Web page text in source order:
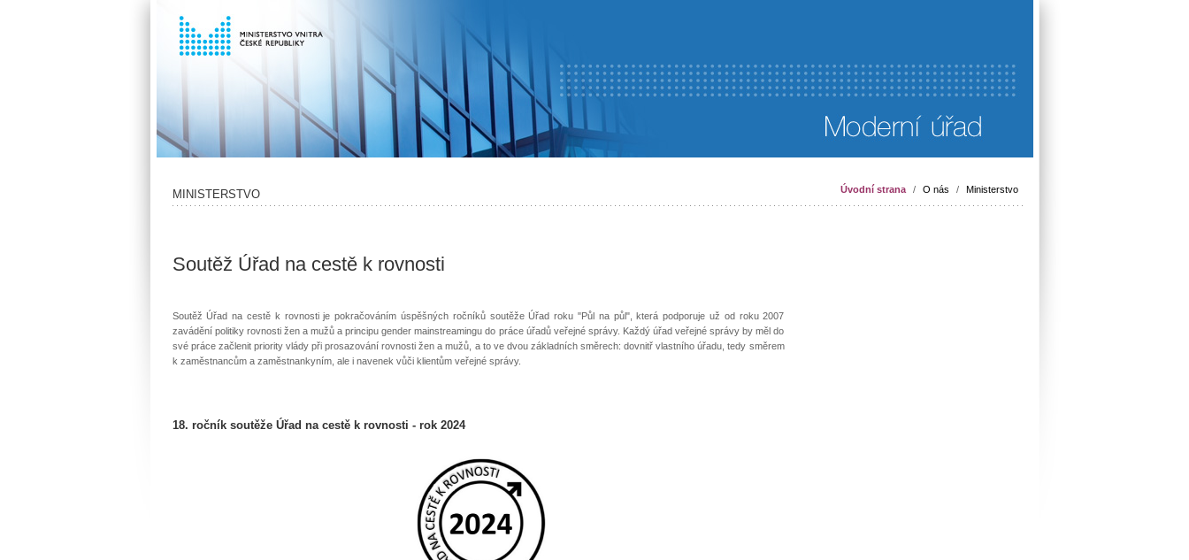
Úvodní strana / O nás / Ministerstvo
MINISTERSTVO
Soutěž Úřad na cestě k rovnosti
Soutěž Úřad na cestě k rovnosti je pokračováním úspěšných ročníků soutěže Úřad roku "Půl na půl", která podporuje už od roku 2007
zavádění politiky rovnosti žen a mužů a principu gender mainstreamingu do práce úřadů veřejné správy. Každý úřad veřejné správy by měl do
své práce začlenit priority vlády při prosazování rovnosti žen a mužů, a to ve dvou základních směrech: dovnitř vlastního úřadu, tedy směrem
k zaměstnancům a zaměstnankyním, ale i navenek vůči klientům veřejné správy.
18. ročník soutěže Úřad na cestě k rovnosti - rok 2024